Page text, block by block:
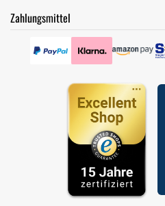
Zahlungsmittel